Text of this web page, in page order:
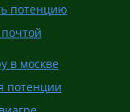
потенцию
в москве
потенции